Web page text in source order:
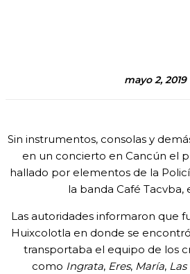
mayo 2, 2019
Sin instrumentos, consolas y
en un concierto en Cancún el
hallado por elementos de la
la banda Café Tacvba,
Las autoridades informaron que
Huixcolotla en donde se
transportaba el equipo de los
como Ingrata, Eres, María,